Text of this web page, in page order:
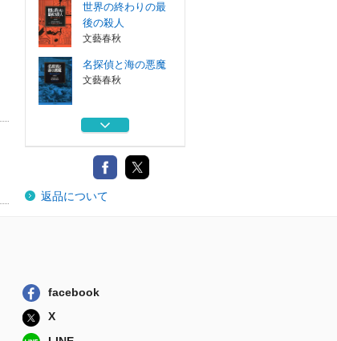
世界の終わりの最
後の殺人
文藝春秋
名探偵と海の悪魔
文藝春秋
おちゃめなパティ
スリー・カード・
マーダー
世界の終わりの最
返品について
facebook
X